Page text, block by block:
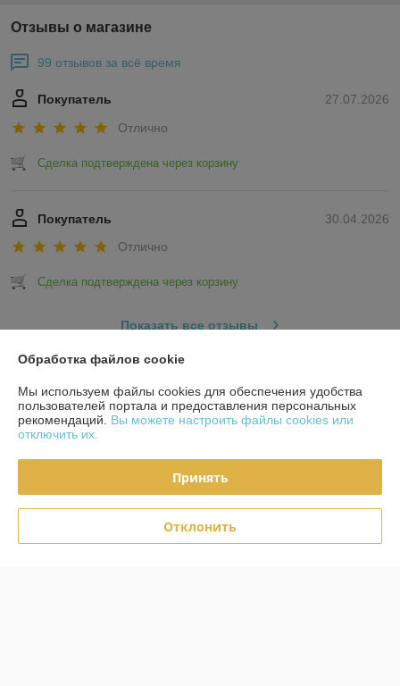
Отзывы о магазине
99 отзывов за всё время
27.07.2026
Покупатель
Отлично
Сделка подтверждена через корзину
30.04.2026
Покупатель
Отлично
Сделка подтверждена через корзину
Показать все отзывы
О нас
Контакты
Полная версия сайта
Обработка файлов cookie
Мы используем файлы cookies для обеспечения удобства
пользователей портала и предоставления персональных
рекомендаций. Вы можете настроить файлы cookies или
отключить их.
Принять
Отклонить